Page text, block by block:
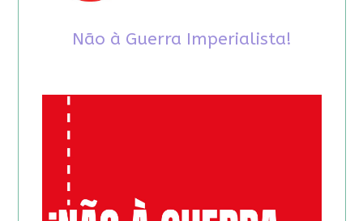
Não à Guerra Imperialista!